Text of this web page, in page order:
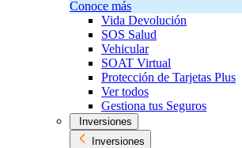
Conoce más
Vida Devolución
SOS Salud
Vehicular
SOAT Virtual
Protección de Tarjetas Plus
Ver todos
Gestiona tus Seguros
Inversiones
Inversiones